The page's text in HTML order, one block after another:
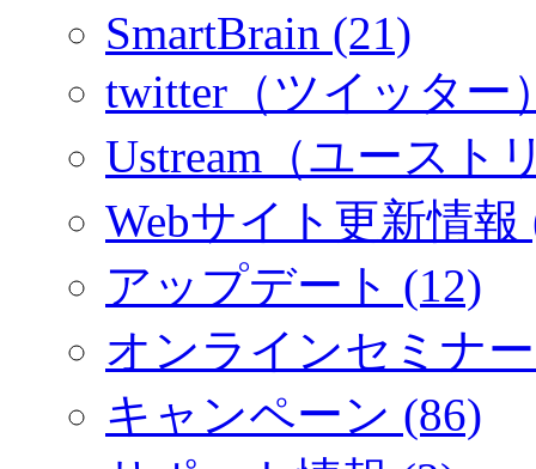
SmartBrain (21)
twitter（ツイッター
Ustream（ユースト
Webサイト更新情報
アップデート (12)
オンラインセミナ
キャンペーン (86)